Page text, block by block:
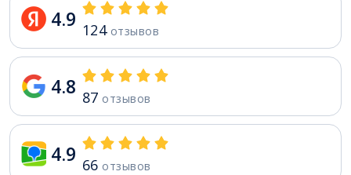
4.9 124отзывов
4.8 87 отзывов
4.9 66 отзывов